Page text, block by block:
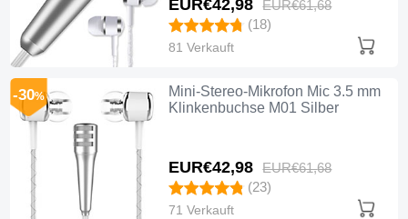
EUR€42,98 EUR€61,68
(18)
81 Verkauft
Mini-Stereo-Mikrofon Mic 3.5 mm
Klinkenbuchse M01 Silber
EUR€42,98 EUR€61,68
-30%
(23)
71 Verkauft